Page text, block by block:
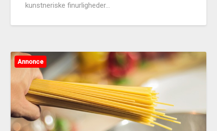
kunstneriske finurligheder…
Annonce